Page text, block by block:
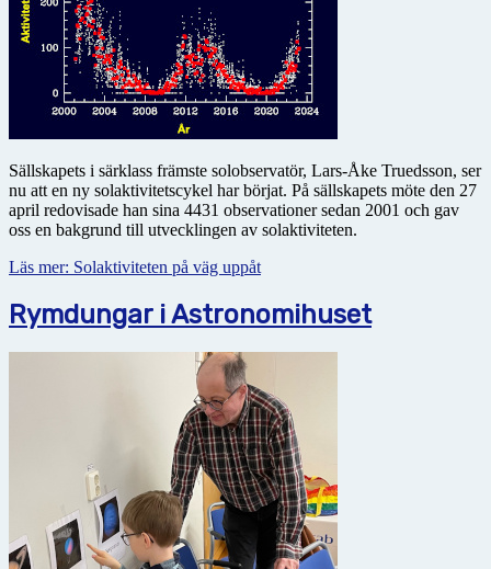
Sällskapets i särklass främste solobservatör, Lars-Åke Truedsson, ser
nu att en ny solaktivitetscykel har börjat. På sällskapets möte den 27
april redovisade han sina 4431 observationer sedan 2001 och gav
oss en bakgrund till utvecklingen av solaktiviteten.
Läs mer: Solaktiviteten på väg uppåt
Rymdungar i Astronomihuset